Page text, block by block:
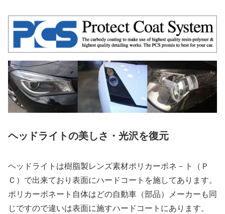
ヘッドライトの美しさ・光沢を復元
ヘッドライトは樹脂製レンズ素材ポリカーボネ－ト（Ｐ
Ｃ）で出来ており表面にハードコートを施してあります。
ポリカーボネート自体はどの自動車（部品）メーカーも同
じですので違いは表面に施すハードコートにあります。